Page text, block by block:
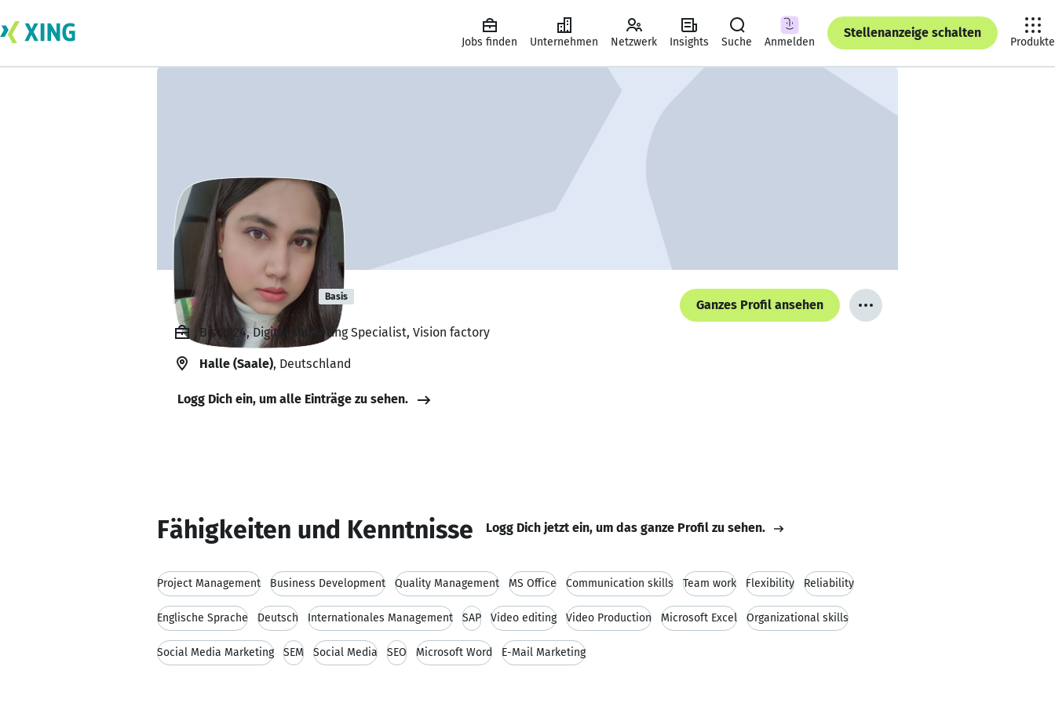
Jobs finden Unternehmen Netzwerk Insights Suche Anmelden
Stellenanzeige schalten
Produkte
Faiza Perveen Basis
Ganzes Profil ansehen
Bis 2024, Digital Marketing Specialist, Vision factory
Halle (Saale), Deutschland
Logg Dich ein, um alle Einträge zu sehen.
Fähigkeiten und Kenntnisse Logg Dich jetzt ein, um das ganze Profil zu sehen.
Project Management Business Development Quality Management MS Office Communication skills Team work Flexibility Reliability
Englische Sprache Deutsch Internationales Management SAP Video editing Video Production Microsoft Excel Organizational skills
Social Media Marketing SEM Social Media SEO Microsoft Word E-Mail Marketing